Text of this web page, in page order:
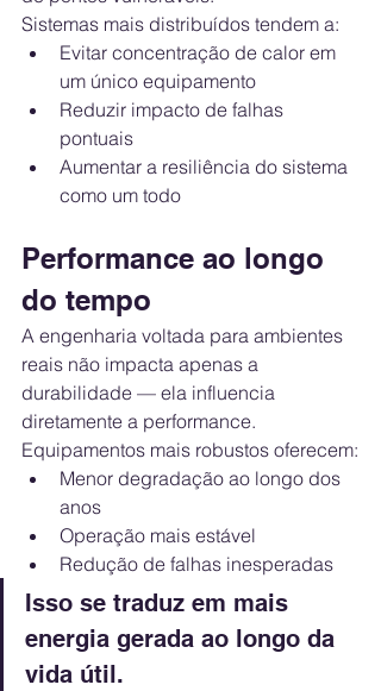
Sistemas mais distribuídos tendem a:
Evitar concentração de calor em
um único equipamento
Reduzir impacto de falhas
pontuais
Aumentar a resiliência do sistema
como um todo
Performance ao longo
do tempo
A engenharia voltada para ambientes
reais não impacta apenas a
durabilidade — ela influencia
diretamente a performance.
Equipamentos mais robustos oferecem:
Menor degradação ao longo dos
anos
Operação mais estável
Redução de falhas inesperadas
Isso se traduz em mais
energia gerada ao longo da
vida útil.